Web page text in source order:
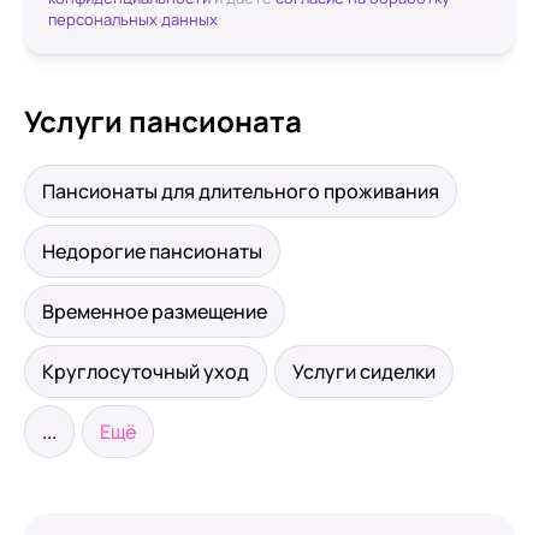
персональных данных
Услуги пансионата
Пансионаты для длительного проживания
Недорогие пансионаты
Временное размещение
Круглосуточный уход Услуги сиделки
... Ещё